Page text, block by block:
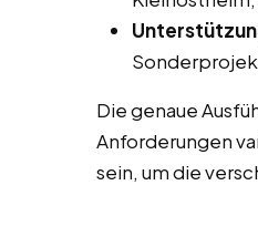
Die genaue
Anforderungen
sein, um die